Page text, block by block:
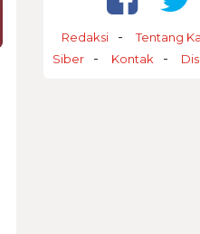
Redaksi Tentang
Siber
Kontak